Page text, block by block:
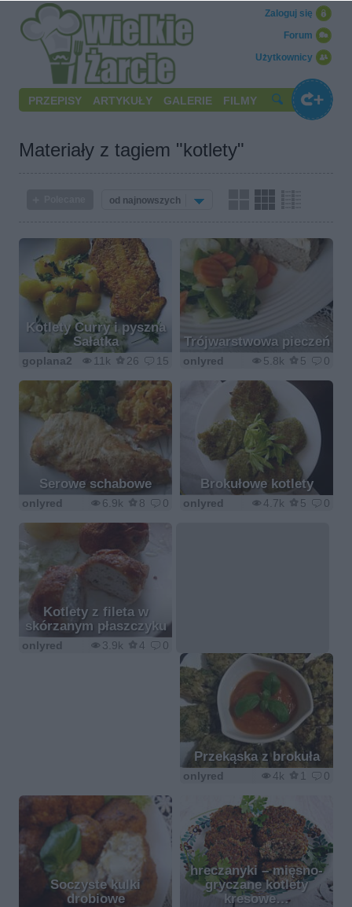
Użytkownicy
Forum
Zaloguj się
PRZEPISY ARTYKUŁY GALERIE FILMY
Materiały z tagiem "kotlety"
od najnowszych
Kotlety Curry i pyszna
Sałatka
11k 26 15
goplana2
Trójwarstwowa pieczeń
5.8k 5 0
onlyred
Serowe schabowe
6.9k 8 0
onlyred
Brokułowe kotlety
4.7k 5 0
onlyred
Kotlety z fileta w
skórzanym płaszczyku
3.9k 4 0
onlyred
Przekąska z brokuła
4k 1 0
onlyred
Soczyste kulki
drobiowe
hreczanyki – mięsno-
gryczane kotlety
kresowe…